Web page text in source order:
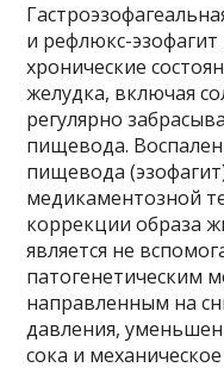
и рефлюкс-
хронические
желудка, включая
регулярно
пищевода.
пищевода
медикаментозной
коррекции образа
является не
патогенетическим
направленным на
давления,
сока и